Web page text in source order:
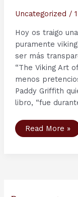
Uncategorized /
Hoy os traigo
puramente
ser más
“The Viking Art
menos
Paddy Griffith
libro, “fue
Reseña
Bibliográfica:
Read More »